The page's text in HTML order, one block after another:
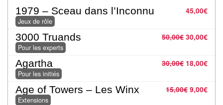
Pour
la
famille
Pour
les
initiés
45,00€
1979 – Sceau dans l’Inconnu
Jeux de rôle
50,00€ 30,00€
3000 Truands
Pour les experts
30,00€ 18,00€
Agartha
Pour les initiés
15,00€ 9,00€
Age of Towers – Les Winx
Extensions